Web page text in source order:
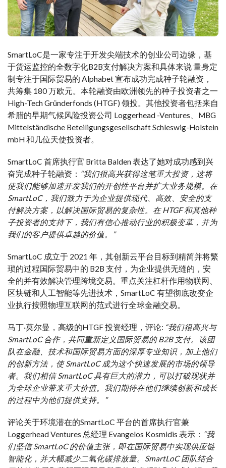
SmartLoC是一家专注于开发尖端技术的创业公司边缘 ，基
于货运监控的全数字化B2B支付解决方案和具体来说量身定
制专注于国际贸易的 Alphabet 宣布成功完成种子轮融资，
共筹集 180 万欧元。本轮融资由欧洲领先的种子投资者之一
High-Tech Gründerfonds (HTGF) 领投。其他投资者包括来自
希腊的早期气候风险投资公司 Loggerhead -Ventures、MBG
Mittelständische Beteiligungsgesellschaft Schleswig-Holstein
mbH 和几位天使投资者。
SmartLoC 首席执行官 Britta Balden 表达了她对成功感到兴
奋完成种子轮融资： “我们很高兴获得这笔重大投资，这将
使我们能够加速开发我们的开创性平台并扩大业务规模。在
SmartLoC，我们致力于为企业提供现代、高效、安全的支
付解决方案，以解决国际贸易的复杂性。在 HTGF 和其他种
子投资者的支持下，我们有信心推动行业的积极变革，并为
我们的客户提供卓越的价值。”
SmartLoC 成立于 2021 年，其创新云平台 目标到精简并将繁
琐的过程国际贸易中的 B2B 支付，为企业提供无缝的 ， 安
全的并有效解决管理跨境交易。重点关注杠杆作用物联网、
区块链和人工智能等先进技术，SmartLoC 有望彻底改变企
业执行按照物理互联网的范式进行全球金融交易。
马丁·莫尔曼， 高级的HTGF 投资经理， 评论: “我们很高兴与
SmartLoC 合作，共同重新定义国际贸易的 B2B 支付。该团
队在金融、技术和国际贸易方面的深厚专业知识，加上他们
的创新方法，使 SmartLoC 成为这个快速发展的市场的领导
者。我们相信 SmartLoC 具有巨大的潜力，可以打破现状并
为全球企业带来重大价值。我们期待在他们继续创新和成长
的过程中为他们提供支持。”
评论关于环境潜在的SmartLoC 平台的首席执行官兼
Loggerhead Ventures 总经理 Evangelos Kosmidis 表示： “我
们坚信 SmartLoC 的价值主张，即在国际贸易中实现供应链
智能化，并大幅减少二氧化碳排放量。SmartLoC 团队结合